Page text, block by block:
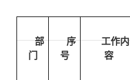
部
门
序
号
工作内
容